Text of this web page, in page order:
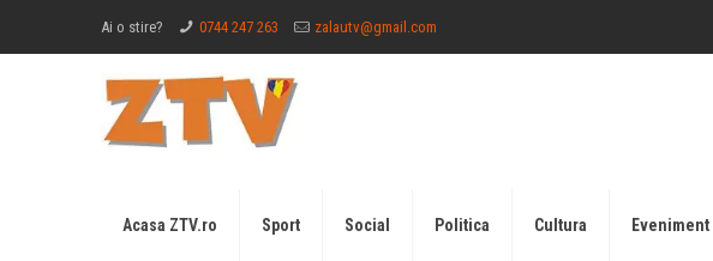
Ai o stire? 0744 247 263 zalautv@gmail.com
Acasa ZTV.ro Sport Social Politica Cultura Eveniment